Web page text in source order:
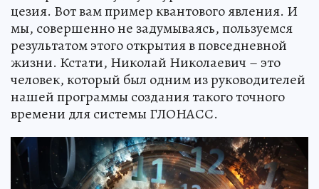
цезия. Вот вам пример квантового явления. И
мы, совершенно не задумываясь, пользуемся
результатом этого открытия в повседневной
жизни. Кстати, Николай Николаевич – это
человек, который был одним из руководителей
нашей программы создания такого точного
времени для системы ГЛОНАСС.